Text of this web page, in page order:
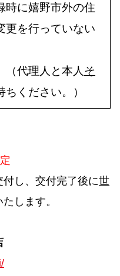
に嬉野市外の住
更を行っていない
代理人と本人 そ
ちください。）
し、交付完了後に世
します。